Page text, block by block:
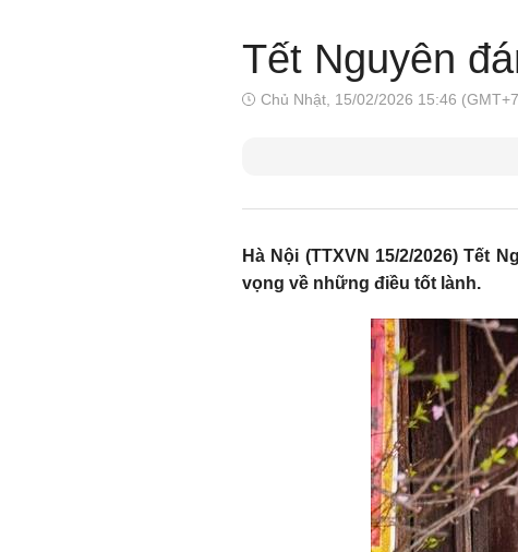
Tết Nguyên
Chủ Nhật, 15/02/2026 15:46
Hà Nội (TTXVN 15/2/2026) Tết
vọng về những điều tốt lành.